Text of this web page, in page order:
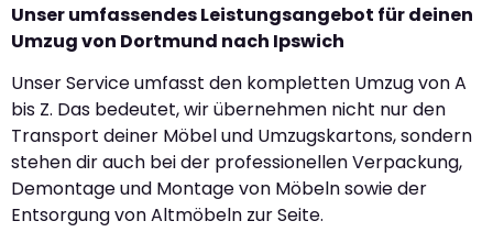
Unser umfassendes Leistungsangebot für deinen
Umzug von Dortmund nach Ipswich
Unser Service umfasst den kompletten Umzug von A
bis Z. Das bedeutet, wir übernehmen nicht nur den
Transport deiner Möbel und Umzugskartons, sondern
stehen dir auch bei der professionellen Verpackung,
Demontage und Montage von Möbeln sowie der
Entsorgung von Altmöbeln zur Seite.